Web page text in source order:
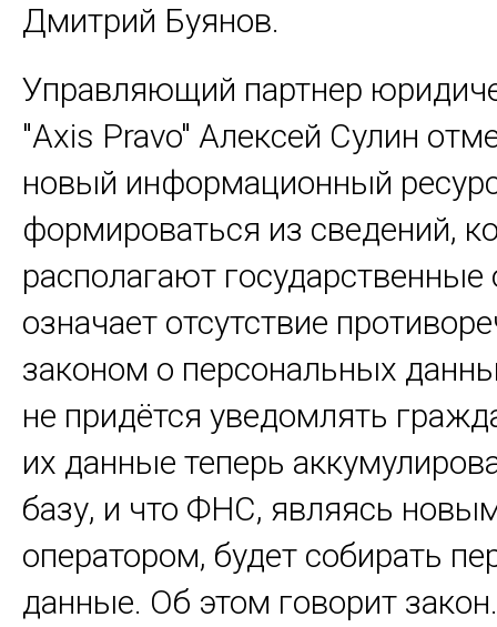
Дмитрий Буянов.
Управляющий партнер
"Axis Pravo" Алексей Сулин
новый информационный
формироваться из сведений,
располагают
означает отсутствие
законом о персональных
не придётся уведомлять
их данные теперь
базу, и что ФНС, являясь
оператором, будет собирать
данные. Об этом говорит